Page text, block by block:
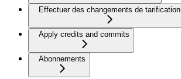
Effectuer des changements de tarification
Apply credits and commits
Abonnements